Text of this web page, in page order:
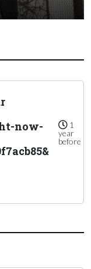
now-
1
year
before